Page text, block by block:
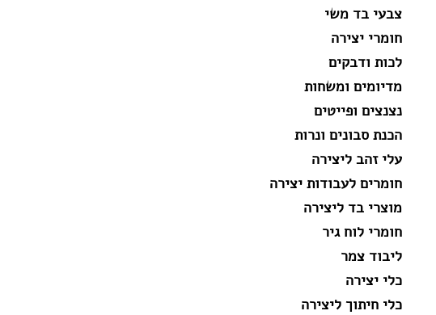
צבעי בד משי
חומרי יצירה
לכות ודבקים
מדיומים ומשחות
נצנצים ופייטים
הכנת סבונים ונרות
עלי זהב ליצירה
חומרים לעבודות יצירה
מוצרי בד ליצירה
חומרי לוח גיר
ליבוד צמר
כלי יצירה
כלי חיתוך ליצירה